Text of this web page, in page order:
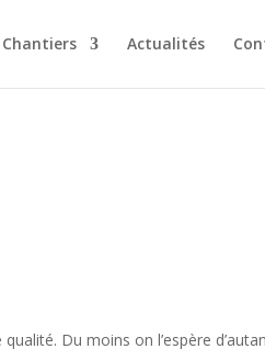
Chantiers Actualités
Du moins on l’espère